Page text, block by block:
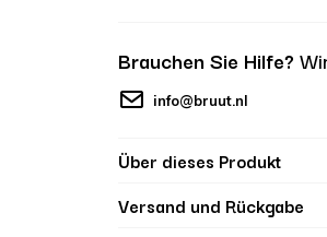
Brauchen Sie Hilfe?
info@bruut.nl
Über dieses Produkt
Versand und Rückgabe